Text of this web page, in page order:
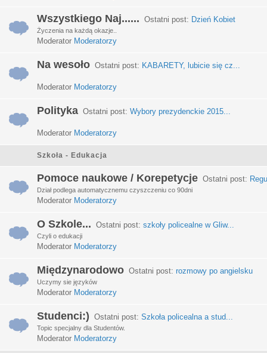
Wszystkiego Naj...... Ostatni post: Dzień Kobiet
Życzenia na każdą okazje..
Moderator Moderatorzy
Na wesoło Ostatni post: KABARETY, lubicie się cz...
Moderator Moderatorzy
Polityka Ostatni post: Wybory prezydenckie 2015...
Moderator Moderatorzy
Szkoła - Edukacja
Pomoce naukowe / Korepetycje Ostatni post:
Dział podlega automatycznemu czyszczeniu co 90dni
Moderator Moderatorzy
O Szkole... Ostatni post: szkoły policealne w Gliw...
Czyli o edukacji
Moderator Moderatorzy
Międzynarodowo Ostatni post: rozmowy po angielsku
Uczymy sie języków
Moderator Moderatorzy
Studenci:) Ostatni post: Szkoła policealna a stud...
Topic specjalny dla Studentów.
Moderator Moderatorzy